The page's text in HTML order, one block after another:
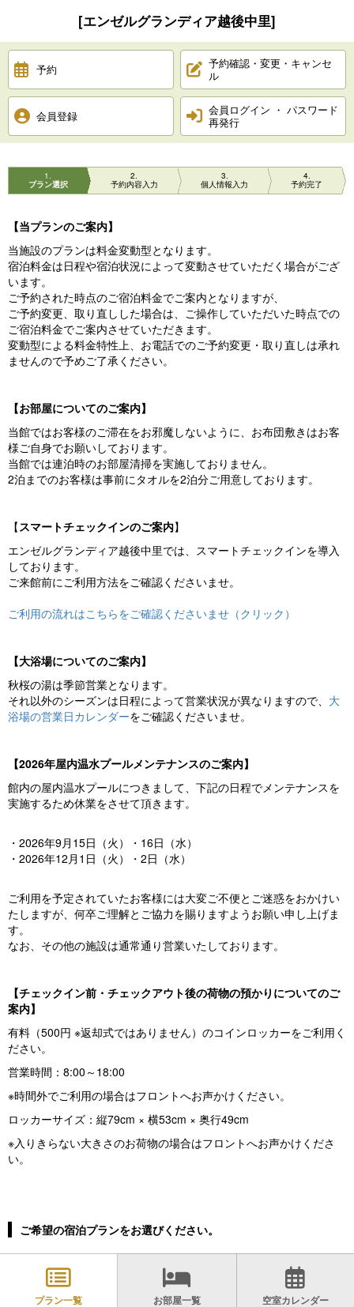
[エンゼルグランディア越後中里]
予約
予約確認・変更・キャンセ
ル
会員登録
会員ログイン ・ パスワード
再発行
1
プラン選択
2
予約内容入力
3
個人情報入力
4
予約完了
【当プランのご案内】
当施設のプランは料金変動型となります。
宿泊料金は日程や宿泊状況によって変動させていただく場合がござ
います。
ご予約された時点のご宿泊料金でご案内となりますが、
ご予約変更、取り直しした場合は、ご操作していただいた時点での
ご宿泊料金でご案内させていただきます。
変動型による料金特性上、お電話でのご予約変更・取り直しは承れ
ませんので予めご了承ください。
【お部屋についてのご案内】
当館ではお客様のご滞在をお邪魔しないように、お布団敷きはお客
様ご自身でお願いしております。
当館では連泊時のお部屋清掃を実施しておりません。
2泊までのお客様は事前にタオルを2泊分ご用意しております。
【スマートチェックインのご案内】
エンゼルグランディア越後中里では、スマートチェックインを導入
しております。
ご来館前にご利用方法をご確認くださいませ。
ご利用の流れはこちらをご確認くださいませ（クリック）
【大浴場についてのご案内】
秋桜の湯は季節営業となります。
それ以外のシーズンは日程によって営業状況が異なりますので、 大
浴場の営業日カレンダーをご確認くださいませ。
【2026年屋内温水プールメンテナンスのご案内】
館内の屋内温水プールにつきまして、下記の日程でメンテナンスを
実施するため休業をさせて頂きます。
・2026年9月15日（火）・16日（水）
・2026年12月1日（火）・2日（水）
ご利用を予定されていたお客様には大変ご不便とご迷惑をおかけい
たしますが、何卒ご理解とご協力を賜りますようお願い申し上げま
す。
なお、その他の施設は通常通り営業いたしております。
【チェックイン前・チェックアウト後の荷物の預かりについてのご
案内】
有料（500円 ※返却式ではありません）のコインロッカーをご利用く
ださい。
営業時間：8:00～18:00
※時間外でご利用の場合はフロントへお声かけください。
ロッカーサイズ：縦79cm × 横53cm × 奥行49cm
※入りきらない大きさのお荷物の場合はフロントへお声かけくださ
い。
ご希望の宿泊プランをお選びください。
プラン一覧 お部屋一覧 空室カレンダー